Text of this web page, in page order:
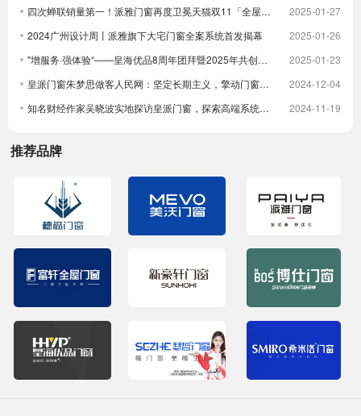
四次蝉联销量第一！派雅门窗再度卫冕天猫双11「全屋定制窗类目全周期热销第一」
2025-01-27
2024广州设计周丨派雅旗下大宅门窗全案系统首发揭幕
2025-01-26
"增服务·强体验“——皇海优品8周年团拜暨2025年共创大会圆满举行
2025-01-23
皇派门窗朱梦思做客人民网：坚定长期主义，擎动门窗高质量发展
2024-12-04
知名财经作家吴晓波实地探访皇派门窗，探索高端系统门窗智造实力，深入体验高端隔音门窗
2024-11-19
推荐品牌